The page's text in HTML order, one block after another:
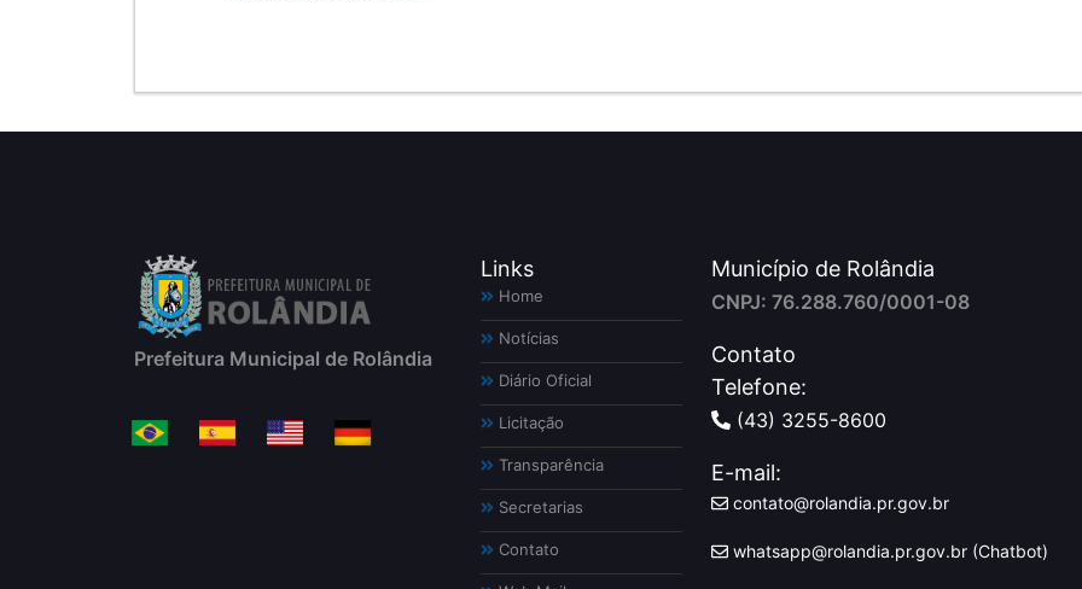
Prefeitura Municipal de Rolândia
Links
Home
Notícias
Diário Oficial
Licitação
Transparência
Secretarias
Contato
Município de Rolândia
CNPJ: 76.288.760/0001-08
Contato
Telefone:
(43) 3255-8600
E-mail:
contato@rolandia.pr.gov.br
whatsapp@rolandia.pr.gov.br (Chatbot)